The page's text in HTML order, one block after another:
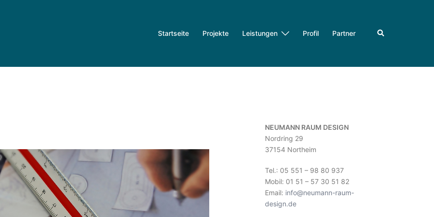
Startseite Projekte Leistungen Profil Partner Suche
NEUMANN RAUM DESIGN
Nordring 29
37154 Northeim
Tel.: 05 551 – 98 80 937
Mobil: 01 51 – 57 30 51 82
Email: info@neumann-raum-
design.de